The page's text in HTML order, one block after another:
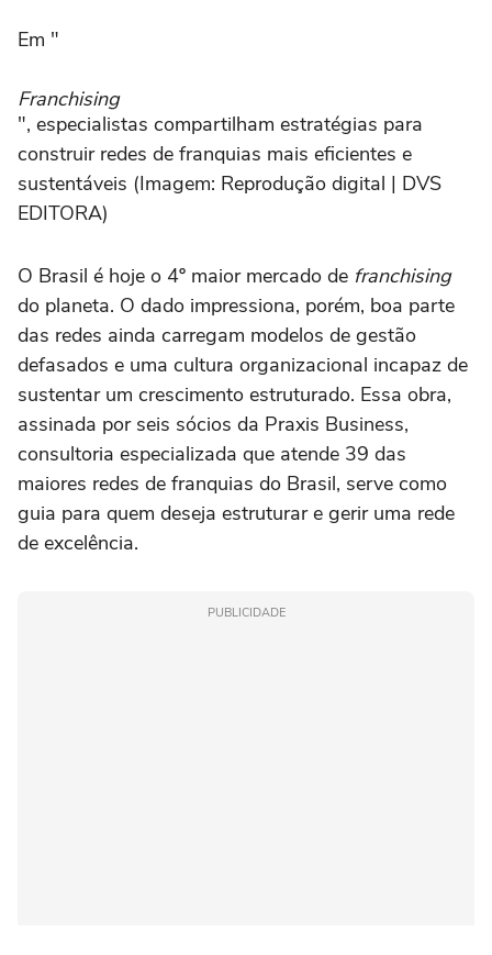
Em "
Franchising
", especialistas compartilham estratégias para
construir redes de franquias mais eficientes e
sustentáveis (Imagem: Reprodução digital | DVS
EDITORA)
O Brasil é hoje o 4º maior mercado de franchising
do planeta. O dado impressiona, porém, boa parte
das redes ainda carregam modelos de gestão
defasados e uma cultura organizacional incapaz de
sustentar um crescimento estruturado. Essa obra,
assinada por seis sócios da Praxis Business,
consultoria especializada que atende 39 das
maiores redes de franquias do Brasil, serve como
guia para quem deseja estruturar e gerir uma rede
de excelência.
PUBLICIDADE